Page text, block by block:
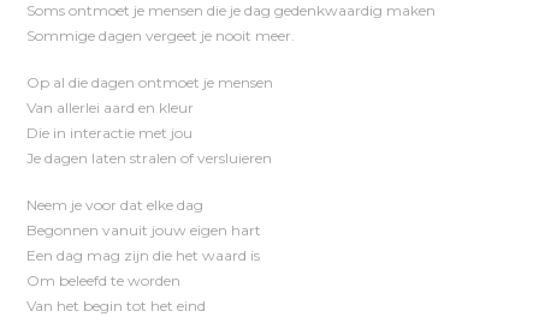
Soms ontmoet je mensen die je dag gedenkwaardig maken
Sommige dagen vergeet je nooit meer.
Op al die dagen ontmoet je mensen
Van allerlei aard en kleur
Die in interactie met jou
Je dagen laten stralen of versluieren
Neem je voor dat elke dag
Begonnen vanuit jouw eigen hart
Een dag mag zijn die het waard is
Om beleefd te worden
Van het begin tot het eind